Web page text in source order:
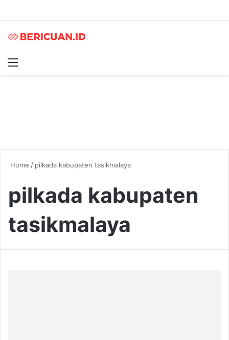
Home / pilkada kabupaten tasikmalaya
pilkada kabupaten
tasikmalaya